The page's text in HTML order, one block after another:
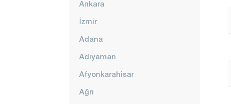
Ankara
İzmir
Adana
Adıyaman
Afyonkarahisar
Ağrı